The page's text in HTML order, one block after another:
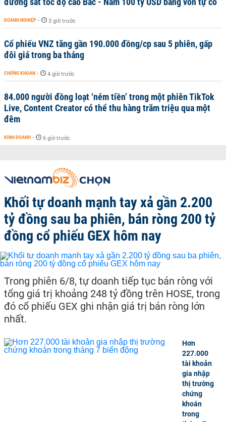
DOANH NGHIỆP - 3 giờ trước
Cổ phiếu VNZ tăng gần 190.000 đồng/cp sau 5 phiên, gấp
đôi giá trong ba tháng
CHỨNG KHOÁN - 4 giờ trước
84.000 người đồng loạt ‘ném tiền’ trong một phiên TikTok
Live, Content Creator có thể thu hàng trăm triệu qua một
đêm
KINH DOANH - 6 giờ trước
Khối tự doanh mạnh tay xả gần 2.200
tỷ đồng sau ba phiên, bán ròng 200 tỷ
đồng cổ phiếu GEX hôm nay
Trong phiên 6/8, tự doanh tiếp tục bán ròng với
tổng giá trị khoảng 248 tỷ đồng trên HOSE, trong
đó cổ phiếu GEX ghi nhận giá trị bán ròng lớn
nhất.
Hơn
227.000
tài khoản
gia nhập
thị trường
chứng
khoán
trong